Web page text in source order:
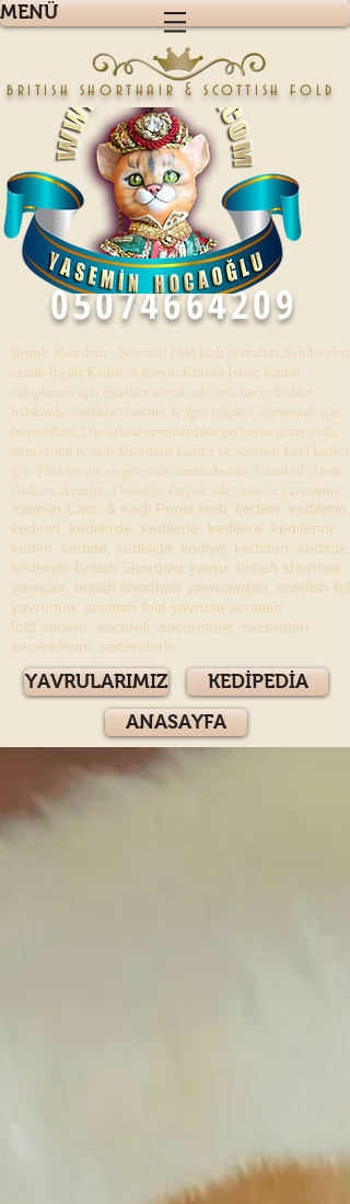
MENÜ
british shorthair & scottish fold
05074664209
British Shorthair - Scottish Fold kedi yavruları. Sahibinden
satılık İngiliz Kedisi ve Kıvrık Kulaklı İskoç Kedisi
sahiplenme için fiyatları merak ediyorsanız ve kediler
hakkında özellikleri bakımı ile ilgili bilgileri öğrenmek için
hoşgeldiniz. Dişi erkek yavrular blue gri beyaz mavi gözlü
altın renkli British Shorthair kediler ve Scottish Fold kedileri
için Türkiye'nin en güvenilir sitesindesiniz. İstanbul , İzmir,
Ankara,Antalya, Denizli,ve birçok ilde onlarca yavrumuz .
Yasmin Cats & Kedi Perisi kedi, kediler, kedilerin,
kedinin, kedilerde, kedilerle, kedilere, kedilerini,
kedim, kedide, kedisidir, kediye, kediden, kediniz,
kedisiyle British Shorthair yavru, british shorthair
yavrular, british shorthair yavrulardan, scottish fold
yavrunun, scottish fold yavrusu scottish
fold secere, secereli, secerelere, secereleri,
secerelerini, secerelerle
YAVRULARIMIZ
KEDİPEDİA
ANASAYFA